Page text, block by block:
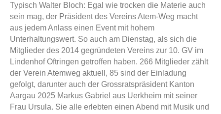
Typisch Walter Bloch: Egal wie trocken die Materie auch
sein mag, der Präsident des Vereins Atem-Weg macht
aus jedem Anlass einen Event mit hohem
Unterhaltungswert. So auch am Dienstag, als sich die
Mitglieder des 2014 gegründeten Vereins zur 10. GV im
Lindenhof Oftringen getroffen haben. 266 Mitglieder zählt
der Verein Atemweg aktuell, 85 sind der Einladung
gefolgt, darunter auch der Grossratspräsident Kanton
Aargau 2025 Markus Gabriel aus Uerkheim mit seiner
Frau Ursula. Sie alle erlebten einen Abend mit Musik und